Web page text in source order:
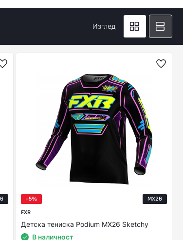
Изглед
-5%
MX26
FXR
Детска тениска Podium MX26 Sketchy
В наличност